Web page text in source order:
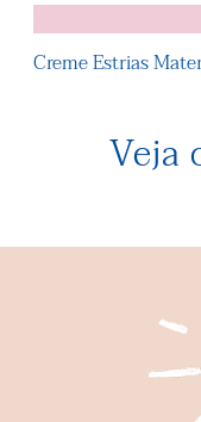
Creme Estrias
Veja